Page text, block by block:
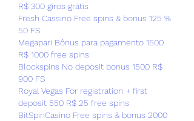
R$ 300 giros grátis
Fresh Cassino Free spins & bonus 125 %
50 FS
Megapari Bônus para pagamento 1500
R$ 1000 free spins
Blockspins No deposit bonus 1500 R$
900 FS
Royal Vegas For registration + first
deposit 550 R$ 25 free spins
BitSpinCasino Free spins & bonus 2000